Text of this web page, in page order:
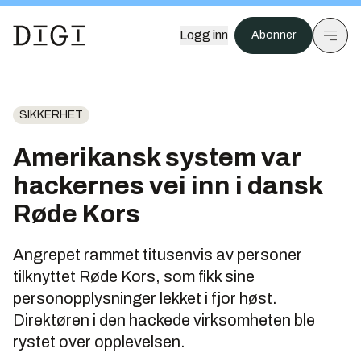
Logg inn Abonner
SIKKERHET
Amerikansk system var
hackernes vei inn i dansk
Røde Kors
Angrepet rammet titusenvis av personer
tilknyttet Røde Kors, som fikk sine
personopplysninger lekket i fjor høst.
Direktøren i den hackede virksomheten ble
rystet over opplevelsen.